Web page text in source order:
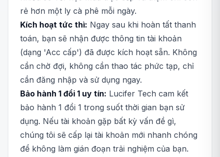
rẻ hơn một ly cà phê mỗi ngày.
Kích hoạt tức thì: Ngay sau khi hoàn tất thanh
toán, bạn sẽ nhận được thông tin tài khoản
(dạng 'Acc cấp') đã được kích hoạt sẵn. Không
cần chờ đợi, không cần thao tác phức tạp, chỉ
cần đăng nhập và sử dụng ngay.
Bảo hành 1 đổi 1 uy tín: Lucifer Tech cam kết
bảo hành 1 đổi 1 trong suốt thời gian bạn sử
dụng. Nếu tài khoản gặp bất kỳ vấn đề gì,
chúng tôi sẽ cấp lại tài khoản mới nhanh chóng
để không làm gián đoạn trải nghiệm của bạn.